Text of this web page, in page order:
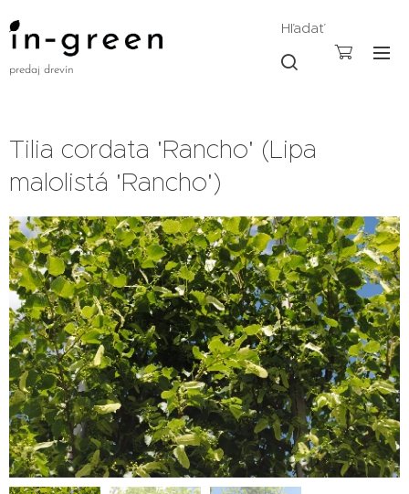
predaj drevín
Hľadať
Tilia cordata 'Rancho' (Lipa
malolistá 'Rancho')